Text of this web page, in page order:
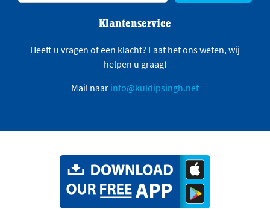
Klantenservice
Heeft u vragen of een klacht? Laat het ons weten, wij
helpen u graag!
Mail naar info@kuldipsingh.net